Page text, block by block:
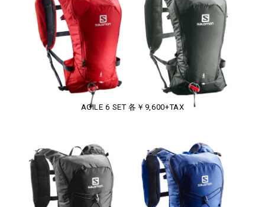
AGILE 6 SET 各￥9,600+TAX